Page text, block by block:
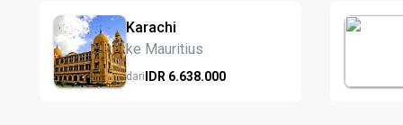
Karachi
ke Mauritius
dariIDR 6.638.000